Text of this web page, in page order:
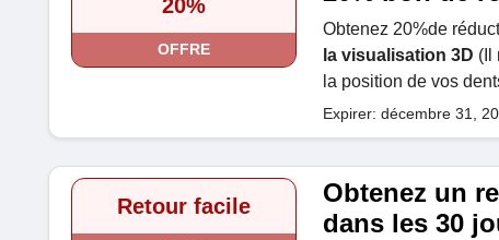
20%
OFFRE
Obtenez 20%de
la visualisation 3D (Il
la position de vos
Expirer: décembre 31,
Retour facile
Obtenez un
dans les 30